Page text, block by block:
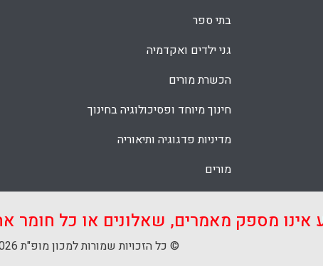
בתי ספר
גני ילדים ואקדמיה
הכשרת מורים
חינוך מיוחד ופסיכולוגיה בחינוך
מדיניות פדגוגיה ותיאוריה
מורים
אינו מספק מאמרים, שאלונים או כל
© כל הזכויות שמורות למכון מופ"ת 2026